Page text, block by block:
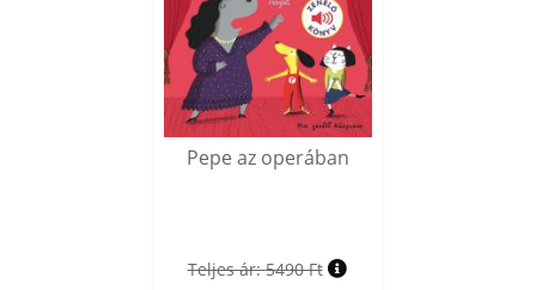
Pepe az operában
Teljes ár:5490 Ft